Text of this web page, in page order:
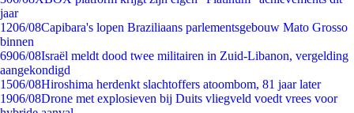
jaar
1206/08Capibara's lopen Braziliaans parlementsgebouw Mato Grosso
binnen
6906/08Israël meldt dood twee militairen in Zuid-Libanon, vergelding
aangekondigd
1506/08Hiroshima herdenkt slachtoffers atoombom, 81 jaar later
1906/08Drone met explosieven bij Duits vliegveld voedt vrees voor